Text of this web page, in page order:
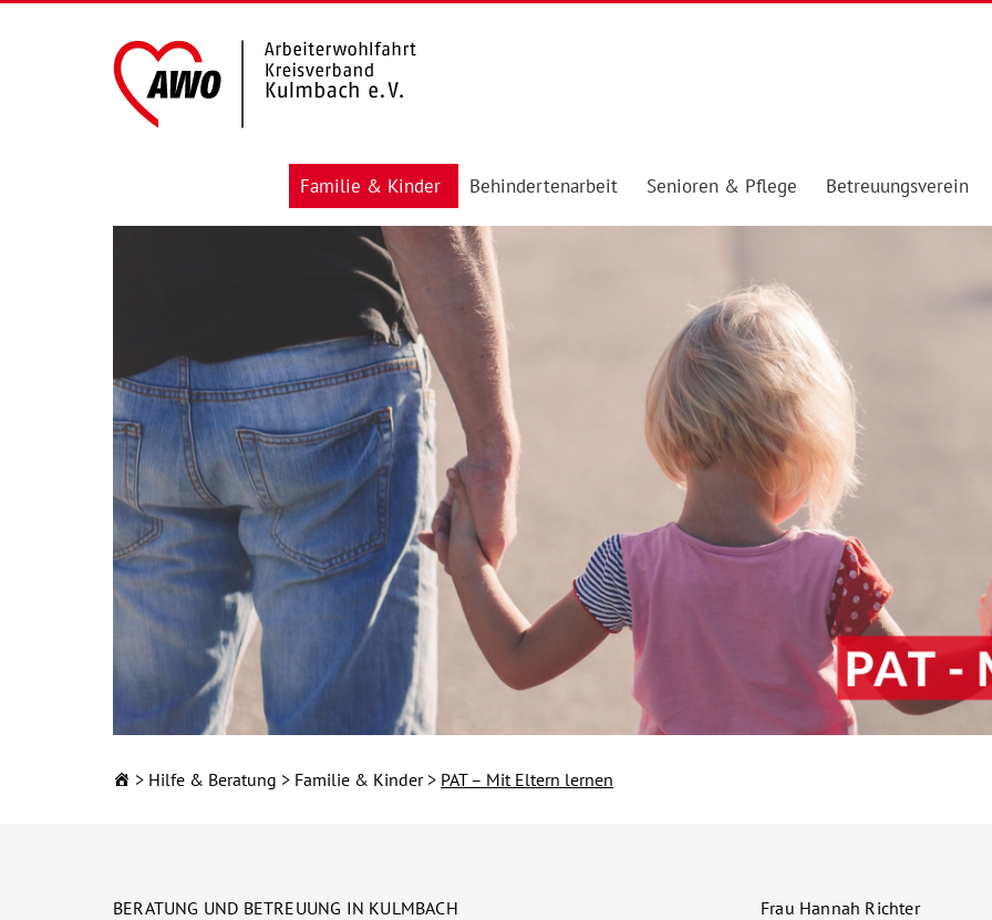
Familie & Kinder Behindertenarbeit Senioren & Pflege Betreuungsverein
Ihre Kita in Stadt und
Hilfe & Beratung Familie & Kinder PAT – Mit Eltern lernen
BERATUNG UND BETREUUNG IN KULMBACH
Frau Hannah Richter